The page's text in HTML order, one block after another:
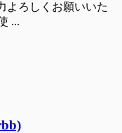
よろしくお願いいた
...